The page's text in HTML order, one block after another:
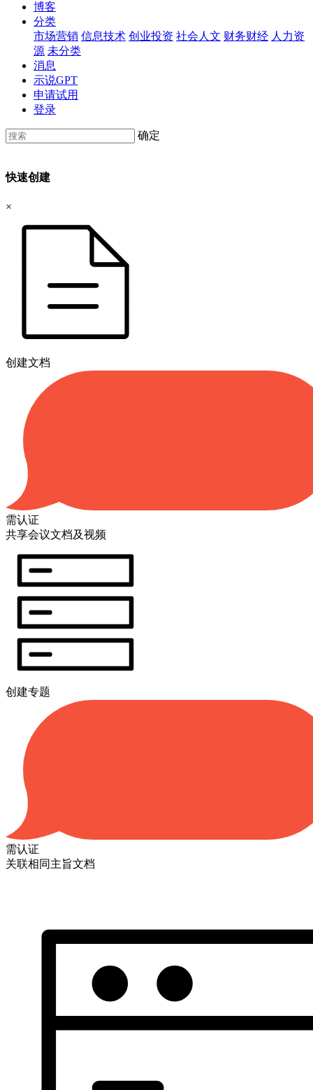
博客
分类
市场营销 信息技术 创业投资 社会人文 财务财经 人力资
源 未分类
消息
示说GPT
申请试用
登录
确定
快速创建
×
创建文档
需认证
共享会议文档及视频
创建专题
需认证
关联相同主旨文档